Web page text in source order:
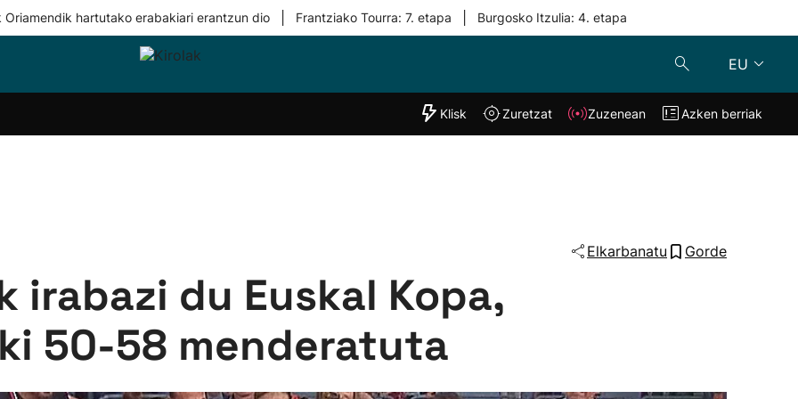
Oriamendik hartutako erabakiari erantzun dio Frantziako Tourra: 7. etapa Burgosko Itzulia: 4. etapa
EU
Taldeak
"Helmuga"
Klisk Zuzenean
Klisk Zuretzat Zuzenean Azken berriak
Elkarbanatu Gorde
irabazi du Euskal Kopa,
50-58 menderatuta